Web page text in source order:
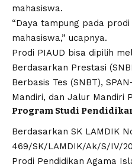
mahasiswa.
“Daya tampung pada
mahasiswa,” ucapnya.
Prodi PIAUD bisa dipilih
Berdasarkan Prestasi
Berbasis Tes (SNBT),
Mandiri, dan Jalur Mandiri
Program Studi
Berdasarkan SK LAMDIK
469/SK/LAMDIK/Ak/S/IV/
Prodi Pendidikan Agama